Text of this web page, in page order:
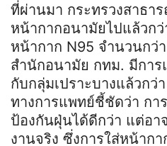
ที่ผ่านมา กระทรวงสาธา
หน้ากากอนามัยไปแล้วก
หน้ากาก N95 จำนวนกว่
สำนักอนามัย กทม. มีกา
กับกลุ่มเปราะบางแล้วก
ทางการแพทย์ชี้ชัดว่า กา
ป้องกันฝุ่นได้ดีกว่า แต่อา
งานจริง ซึ่งการใส่หน้าก